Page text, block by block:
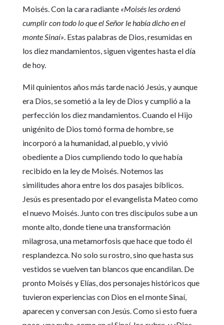
Moisés. Con la cara radiante «Moisés les ordenó
cumplir con todo lo que el Señor le había dicho en el
monte Sinaí». Estas palabras de Dios, resumidas en
los diez mandamientos, siguen vigentes hasta el día
de hoy.
Mil quinientos años más tarde nació Jesús, y aunque
era Dios, se sometió a la ley de Dios y cumplió a la
perfección los diez mandamientos. Cuando el Hijo
unigénito de Dios tomó forma de hombre, se
incorporó a la humanidad, al pueblo, y vivió
obediente a Dios cumpliendo todo lo que había
recibido en la ley de Moisés. Notemos las
similitudes ahora entre los dos pasajes bíblicos.
Jesús es presentado por el evangelista Mateo como
el nuevo Moisés. Junto con tres discípulos sube a un
monte alto, donde tiene una transformación
milagrosa, una metamorfosis que hace que todo él
resplandezca. No solo su rostro, sino que hasta sus
vestidos se vuelven tan blancos que encandilan. De
pronto Moisés y Elías, dos personajes históricos que
tuvieron experiencias con Dios en el monte Sinaí,
aparecen y conversan con Jesús. Como si esto fuera